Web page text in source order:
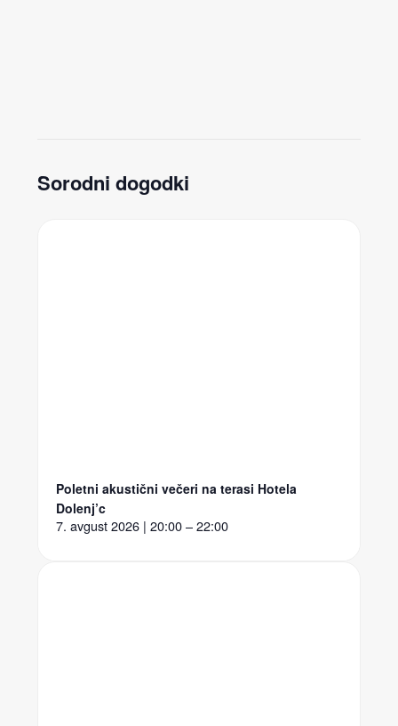
Sorodni dogodki
Poletni akustični večeri na terasi Hotela
Dolenj’c
7. avgust 2026 | 20:00 – 22:00